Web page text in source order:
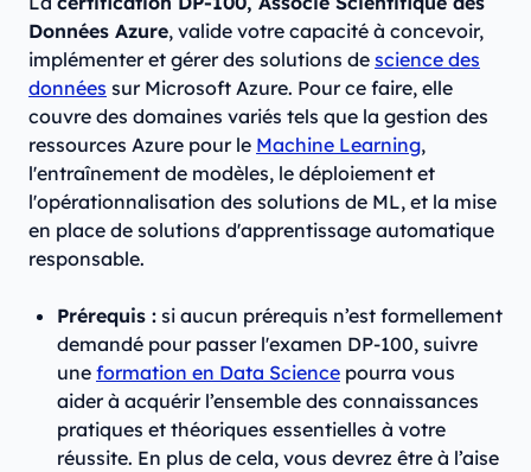
Données Azure, valide votre capacité à concevoir,
implémenter et gérer des solutions de science des
données sur Microsoft Azure. Pour ce faire, elle
couvre des domaines variés tels que la gestion des
ressources Azure pour le Machine Learning,
l'entraînement de modèles, le déploiement et
l'opérationnalisation des solutions de ML, et la mise
en place de solutions d'apprentissage automatique
responsable.
Prérequis : si aucun prérequis n’est formellement
demandé pour passer l'examen DP-100, suivre
une formation en Data Science pourra vous
aider à acquérir l’ensemble des connaissances
pratiques et théoriques essentielles à votre
réussite. En plus de cela, vous devrez être à l’aise